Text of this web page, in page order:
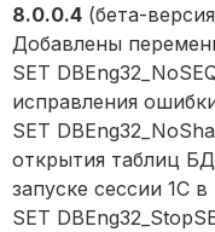
8.0.0.4 (бета-
Добавлены
SET
исправления
SET
открытия таблиц
запуске сессии 1С
SET